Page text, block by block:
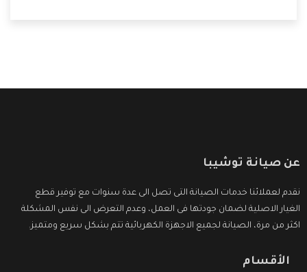
عن صيانة توشيبا
نقدم لعملائنا خدمات الصيانة التى تصل الى عدة سنوات مع توفير قطع
الغيار الاصلية لضمان جودتها فى العمل، وعدم التعرض الى نفس المشكلة
اكثر من مرة، الصيانة لجميع الاجهزة الكهربائية تتم بشكل سريع ومتميز.
الأقسام